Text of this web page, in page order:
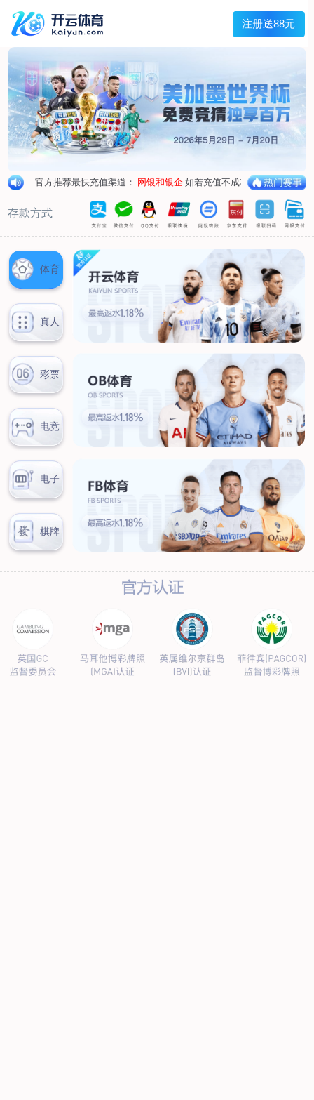
首页
关于我们
荣誉资质
合作伙伴
产品中心
烤箱纸
蜡纸
防油纸
糖果包装纸
汉堡包装纸
包肉纸
吸油纸
新闻展示
公司新闻
行业资讯
联系我们
联系方式
客户留言
扫码咨询